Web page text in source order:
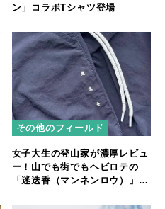
ン」コラボTシャツ登場
その他のフィールド
女子大生の登山家が濃厚レビュ
ー！山でも街でもヘビロテの
「迷迭香（マンネンロウ）」ナ